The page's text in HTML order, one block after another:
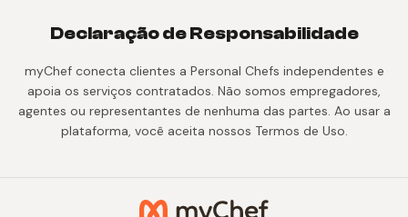
Declaração de Responsabilidade
myChef conecta clientes a Personal Chefs independentes e
apoia os serviços contratados. Não somos empregadores,
agentes ou representantes de nenhuma das partes. Ao usar a
plataforma, você aceita nossos Termos de Uso.